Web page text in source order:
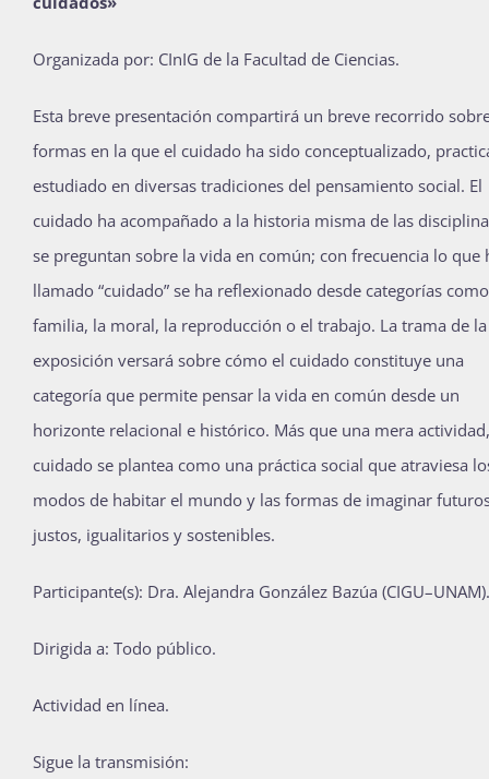
Organizada por: CInIG de la Facultad de Ciencias.
Esta breve presentación compartirá un breve recorrido
formas en la que el cuidado ha sido conceptualizado,
estudiado en diversas tradiciones del pensamiento social. El
cuidado ha acompañado a la historia misma de las
se preguntan sobre la vida en común; con frecuencia lo que
llamado “cuidado” se ha reflexionado desde categorías
familia, la moral, la reproducción o el trabajo. La trama de la
exposición versará sobre cómo el cuidado constituye una
categoría que permite pensar la vida en común desde un
horizonte relacional e histórico. Más que una mera
cuidado se plantea como una práctica social que atraviesa
modos de habitar el mundo y las formas de imaginar
justos, igualitarios y sostenibles.
Participante(s): Dra. Alejandra González Bazúa (CIGU–UNAM).
Dirigida a: Todo público.
Actividad en línea.
Sigue la transmisión: